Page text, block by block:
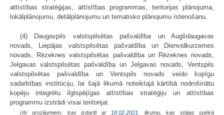
attīstības stratēģijas, attīstības programmas, teritorijas plānojuma,
lokālplānojumu, detālplānojumu un tematisko plānojumu īstenošanu.
(4) Daugavpils valstspilsētas pašvaldība un Augšdaugavas
novads, Liepājas valstspilsētas pašvaldība un Dienvidkurzemes
novads, Rēzeknes valstspilsētas pašvaldība un Rēzeknes novads,
Jelgavas valstspilsētas pašvaldība un Jelgavas novads, Ventspils
valstspilsētas pašvaldība un Ventspils novads veido kopīgu
sadarbības institūciju, lai šajā likumā noteiktajā kārtībā nodrošinātu
kopēju integrētu ilgtspējīgas attīstības stratēģiju un attīstības
programmu izstrādi visai teritorijai.
(Ar grozījumiem, kas izdarīti ar 18.02.2021 . likumu, kas stājas spēkā